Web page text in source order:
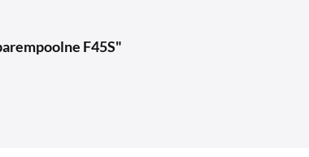
F45S"